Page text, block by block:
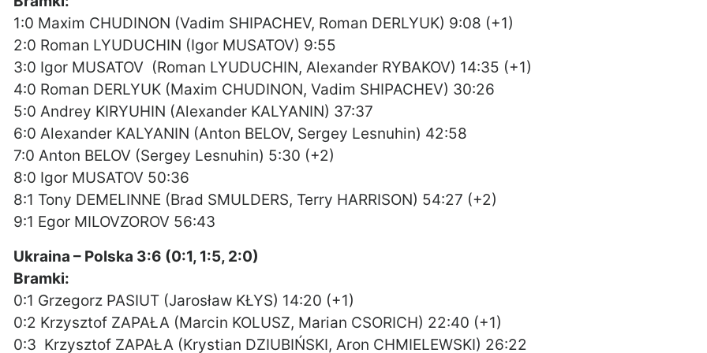
1:0 Maxim CHUDINON (Vadim SHIPACHEV, Roman DERLYUK) 9:08 (+1)
2:0 Roman LYUDUCHIN (Igor MUSATOV) 9:55
3:0 Igor MUSATOV (Roman LYUDUCHIN, Alexander RYBAKOV) 14:35 (+1)
4:0 Roman DERLYUK (Maxim CHUDINON, Vadim SHIPACHEV) 30:26
5:0 Andrey KIRYUHIN (Alexander KALYANIN) 37:37
6:0 Alexander KALYANIN (Anton BELOV, Sergey Lesnuhin) 42:58
7:0 Anton BELOV (Sergey Lesnuhin) 5:30 (+2)
8:0 Igor MUSATOV 50:36
8:1 Tony DEMELINNE (Brad SMULDERS, Terry HARRISON) 54:27 (+2)
9:1 Egor MILOVZOROV 56:43
Ukraina – Polska 3:6 (0:1, 1:5, 2:0)
Bramki:
0:1 Grzegorz PASIUT (Jarosław KŁYS) 14:20 (+1)
0:2 Krzysztof ZAPAŁA (Marcin KOLUSZ, Marian CSORICH) 22:40 (+1)
0:3 Krzysztof ZAPAŁA (Krystian DZIUBIŃSKI, Aron CHMIELEWSKI) 26:22